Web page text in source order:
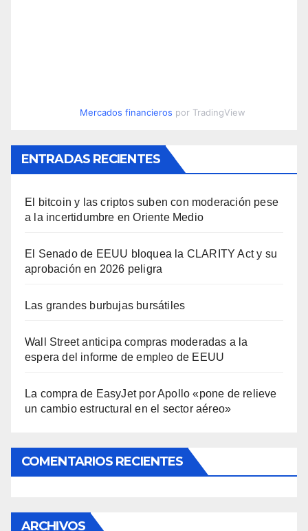
Mercados financieros por TradingView
ENTRADAS RECIENTES
El bitcoin y las criptos suben con moderación pese
a la incertidumbre en Oriente Medio
El Senado de EEUU bloquea la CLARITY Act y su
aprobación en 2026 peligra
Las grandes burbujas bursátiles
Wall Street anticipa compras moderadas a la
espera del informe de empleo de EEUU
La compra de EasyJet por Apollo «pone de relieve
un cambio estructural en el sector aéreo»
COMENTARIOS RECIENTES
ARCHIVOS